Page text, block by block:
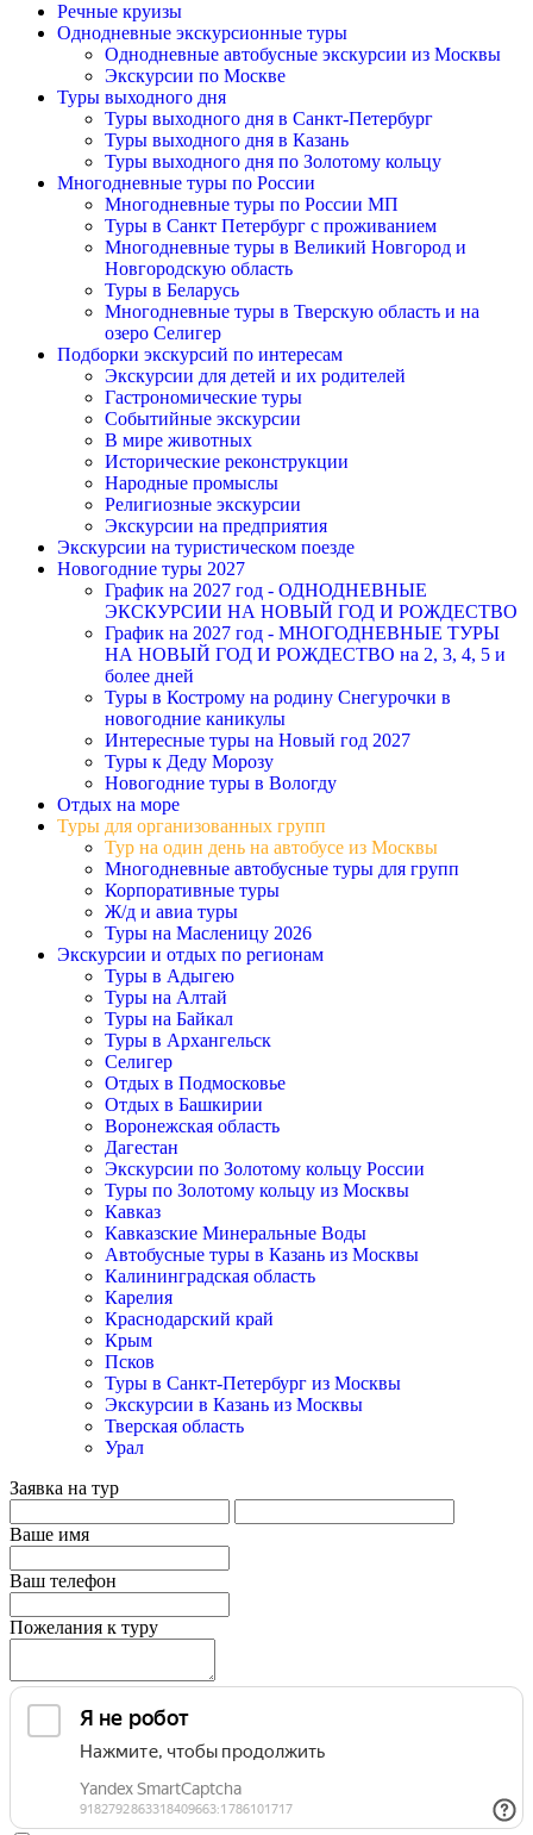
Речные круизы
Однодневные экскурсионные туры
Однодневные автобусные экскурсии из Москвы
Экскурсии по Москве
Туры выходного дня
Туры выходного дня в Санкт-Петербург
Туры выходного дня в Казань
Туры выходного дня по Золотому кольцу
Многодневные туры по России
Многодневные туры по России МП
Туры в Санкт Петербург с проживанием
Многодневные туры в Великий Новгород и
Новгородскую область
Туры в Беларусь
Многодневные туры в Тверскую область и на
озеро Селигер
Подборки экскурсий по интересам
Экскурсии для детей и их родителей
Гастрономические туры
Событийные экскурсии
В мире животных
Исторические реконструкции
Народные промыслы
Религиозные экскурсии
Экскурсии на предприятия
Экскурсии на туристическом поезде
Новогодние туры 2027
График на 2027 год - ОДНОДНЕВНЫЕ
ЭКСКУРСИИ НА НОВЫЙ ГОД И РОЖДЕСТВО
График на 2027 год - МНОГОДНЕВНЫЕ ТУРЫ
НА НОВЫЙ ГОД И РОЖДЕСТВО на 2, 3, 4, 5 и
более дней
Туры в Кострому на родину Снегурочки в
новогодние каникулы
Интересные туры на Новый год 2027
Туры к Деду Морозу
Новогодние туры в Вологду
Отдых на море
Туры для организованных групп
Тур на один день на автобусе из Москвы
Многодневные автобусные туры для групп
Корпоративные туры
Ж/д и авиа туры
Туры на Масленицу 2026
Экскурсии и отдых по регионам
Туры в Адыгею
Туры на Алтай
Туры на Байкал
Туры в Архангельск
Селигер
Отдых в Подмосковье
Отдых в Башкирии
Воронежская область
Дагестан
Экскурсии по Золотому кольцу России
Туры по Золотому кольцу из Москвы
Кавказ
Кавказские Минеральные Воды
Автобусные туры в Казань из Москвы
Калининградская область
Карелия
Краснодарский край
Крым
Псков
Туры в Санкт-Петербург из Москвы
Экскурсии в Казань из Москвы
Тверская область
Урал
Заявка на тур
Ваше имя
Ваш телефон
Пожелания к туру